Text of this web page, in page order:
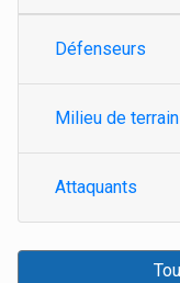
Défenseurs
Milieu de terrain
Attaquants